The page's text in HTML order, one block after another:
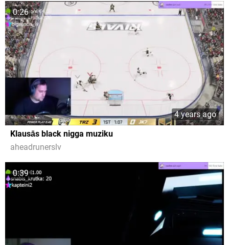
0:26
4 years ago
Klausās black nigga muziku
aheadrunerslv
0:39